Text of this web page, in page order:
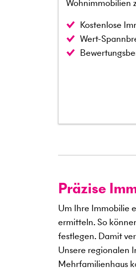
Wohnimmobilien
Kostenlose
Wert-
Präzise
Um Ihre Immobilie
ermitteln. So
festlegen. Damit
Unsere regionalen
Mehrfamilienhaus